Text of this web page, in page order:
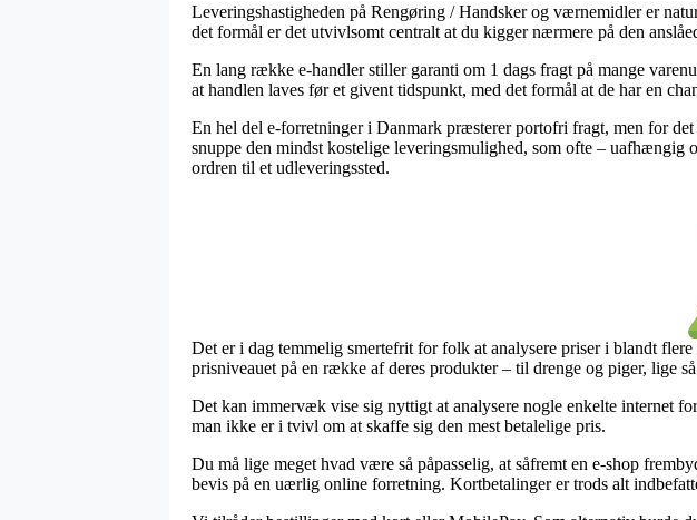
Leveringshastigheden på Rengøring / Handsker og værnemidler er
det formål er det utvivlsomt centralt at du kigger nærmere på den
En lang række e-handler stiller garanti om 1 dags fragt på mange
at handlen laves før et givent tidspunkt, med det formål at de har en
En hel del e-forretninger i Danmark præsterer portofri fragt, men for
snuppe den mindst kostelige leveringsmulighed, som ofte –
ordren til et udleveringssted.
Det er i dag temmelig smertefrit for folk at analysere priser i blandt
prisniveauet på en række af deres produkter – til drenge og piger, lige
Det kan immervæk vise sig nyttigt at analysere nogle enkelte internet
man ikke er i tvivl om at skaffe sig den mest betalelige pris.
Du må lige meget hvad være så påpasselig, at såfremt en e-shop
bevis på en uærlig online forretning. Kortbetalinger er trods alt